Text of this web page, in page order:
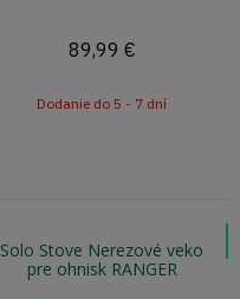
89,99 €
Dodanie do 5 - 7 dní
Solo Stove Nerezové veko
pre ohnisk RANGER